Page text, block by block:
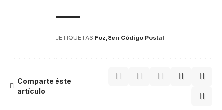
ETIQUETAS Foz Sen Código Postal
Comparte éste
artículo